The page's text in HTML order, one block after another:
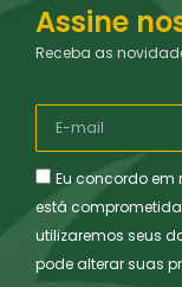
Assine
Receba as
Eu concordo em
está
utilizaremos seus
pode alterar suas